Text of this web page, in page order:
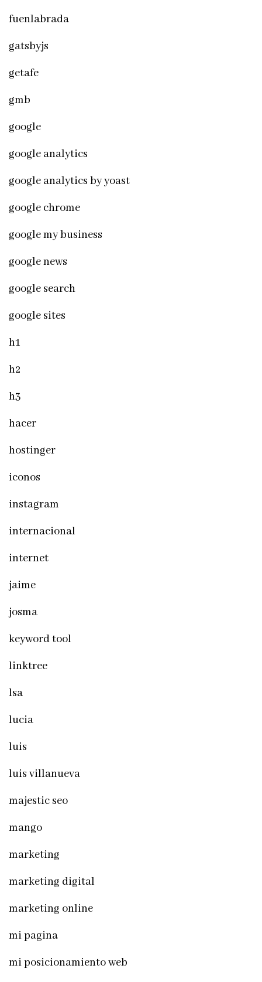
fuenlabrada
gatsbyjs
getafe
gmb
google
google analytics
google analytics by yoast
google chrome
google my business
google news
google search
google sites
h1
h2
h3
hacer
hostinger
iconos
instagram
internacional
internet
jaime
josma
keyword tool
linktree
lsa
lucia
luis
luis villanueva
majestic seo
mango
marketing
marketing digital
marketing online
mi pagina
mi posicionamiento web